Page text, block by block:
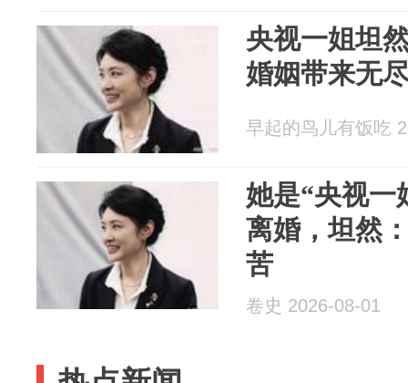
央视一姐坦
婚姻带来无
早起的鸟儿有饭吃
她是“央视一
离婚，坦然
苦
卷史 2026-08-01